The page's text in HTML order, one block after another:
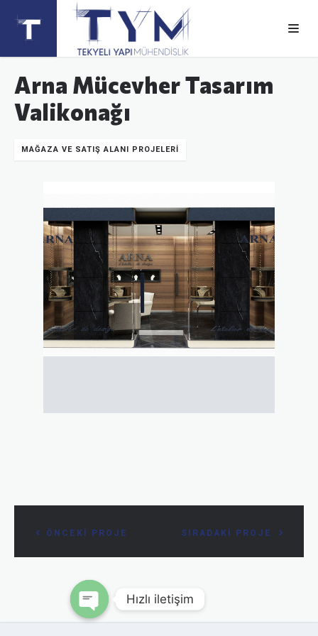
Arna Mücevher Tasarım
Valikonağı
MAĞAZA VE SATIŞ ALANI PROJELERI
ÖNCEKİ PROJE SIRADAKİ PROJE
Hızlı iletişim
Open chaty